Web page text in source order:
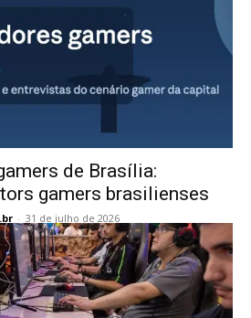
de Brasília:
gamers brasilienses
- 31 de julho de 2026